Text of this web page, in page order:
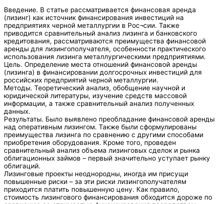
Введение. В статье рассматривается финансовая аренда
(лизинг) как источник финансирования инвестиций на
предприятиях черной металлургии в Рос¬сии. Также
приводится сравнительный анализ лизинга и банковского
кредитования, рассматриваются преимущества финансовой
аренды для лизингополучателя, особенности практического
использования лизинга металлургическими предприятиями.
Цель. Определение места отношений финансовой аренды
(лизинга) в финансировании долгосрочных инвестиций для
российских предприятий черной металлургии.
Методы. Теоретический анализ, обобщение научной и
юридической литературы, изучение средств массовой
информации, а также сравнительный анализ полученных
данных.
Результаты. Было выявлено преобладание финансовой аренды
над оперативным лизингом. Также были сформулированы
преимущества лизинга по сравнению с другими способами
приобретения оборудования. Кроме того, проведен
сравнительный анализ объема лизинговых сделок и рынка
облигационных займов – первый значительно уступает рынку
облигаций.
Лизинговые проекты неоднородны, иногда им присущи
повышенные риски – за эти риски лизингополучателям
приходится платить повышенную цену. Как правило,
стоимость лизингового финансирования обходится дороже по